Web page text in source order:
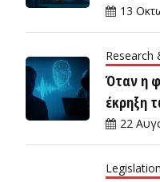
13
Research
Όταν η
έκρηξη
22
Legislation